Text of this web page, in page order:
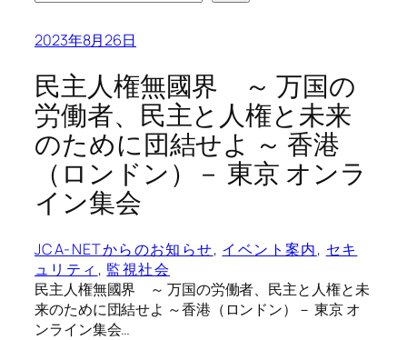
2023年8月26日
民主人権無國界 ～ 万国の
労働者、民主と人権と未来
のために団結せよ ～ 香港
（ロンドン）－ 東京 オンラ
イン集会
JCA-NETからのお知らせ, イベント案内, セキ
ュリティ , 監視社会
民主人権無國界 ～ 万国の労働者、民主と人権と未
来のために団結せよ ～香港（ロンドン）－ 東京 オ
ンライン集会…